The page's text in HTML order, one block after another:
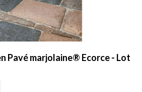
Pavé marjolaine® Ecorce - Lot